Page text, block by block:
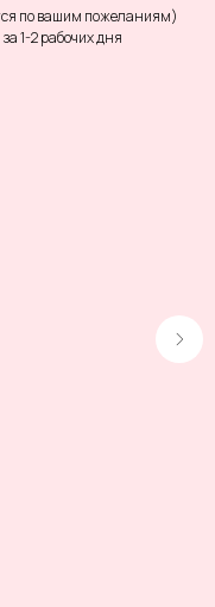
по вашим пожеланиям)
1-2 рабочих дня